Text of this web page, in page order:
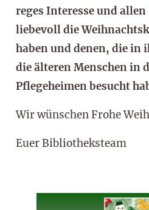
reges Interesse und
liebevoll die
haben und denen, die in
die älteren Menschen in
Pflegeheimen besucht
Wir wünschen Frohe
Euer Bibliotheksteam